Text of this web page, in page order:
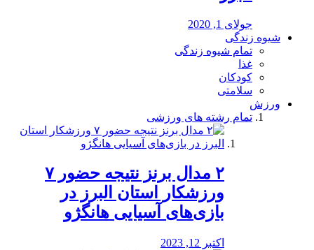
جولای 1, 2020
شیوه زندگی
تمام شیوه زندگی
غذا
کودکان
سلامتی
ورزش
تمام رشته های ورزشی
۲ مدال برنز نتیجه حضور ۷
ورزشکار استان البرز در
بازی‌های آسیایی هانگژو
اکتبر 12, 2023